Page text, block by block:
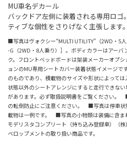
MU車名デカール
バックドア左側に装着される専用ロゴ
ティブな個性をさりげなく主張します。
■写真はヴォクシー“MULTI UTILITY”（2WD・5
-G（2WD・8人乗り）］。ボディカラーはアー
ク。フロントベッドボードは架装メーカーオプ
ョンのMU専用シートカバー装着状態イメージ
のものであり、積載物のサイズや形状によって
状態以外のシートアレンジにすると走行できな
があります。必ず取扱説明書をご覧ください。
の転倒防止にご注意ください。 ■写真は停車
載物は一例です。 ■写真の小物類は装備に含ま
モデリスタコンプリート（持ち込み登録車）（
ベロップメントの取り扱い商品です。